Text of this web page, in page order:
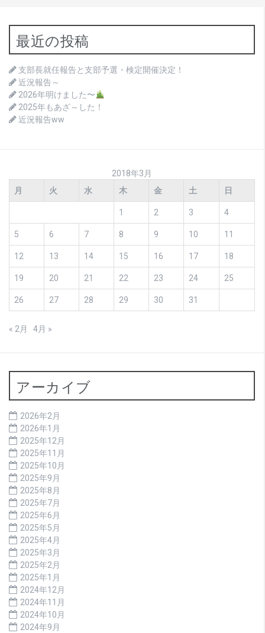
最近の投稿
支部長就任報告と支部予選・検定開催決定！
近況報告～
2026年明けました〜
2025年もあざ～した！
近況報告ww
2018年3月
月
火 水 木 金 土 日
1 2 3 4
5 6 7 8 9 10 11
12 13 14 15 16 17 18
19 20 21 22 23 24 25
26 27 28 29 30 31
« 2月 4月 »
アーカイブ
2026年2月
2026年1月
2025年12月
2025年11月
2025年10月
2025年9月
2025年8月
2025年7月
2025年6月
2025年5月
2025年4月
2025年3月
2025年2月
2025年1月
2024年12月
2024年11月
2024年10月
2024年9月